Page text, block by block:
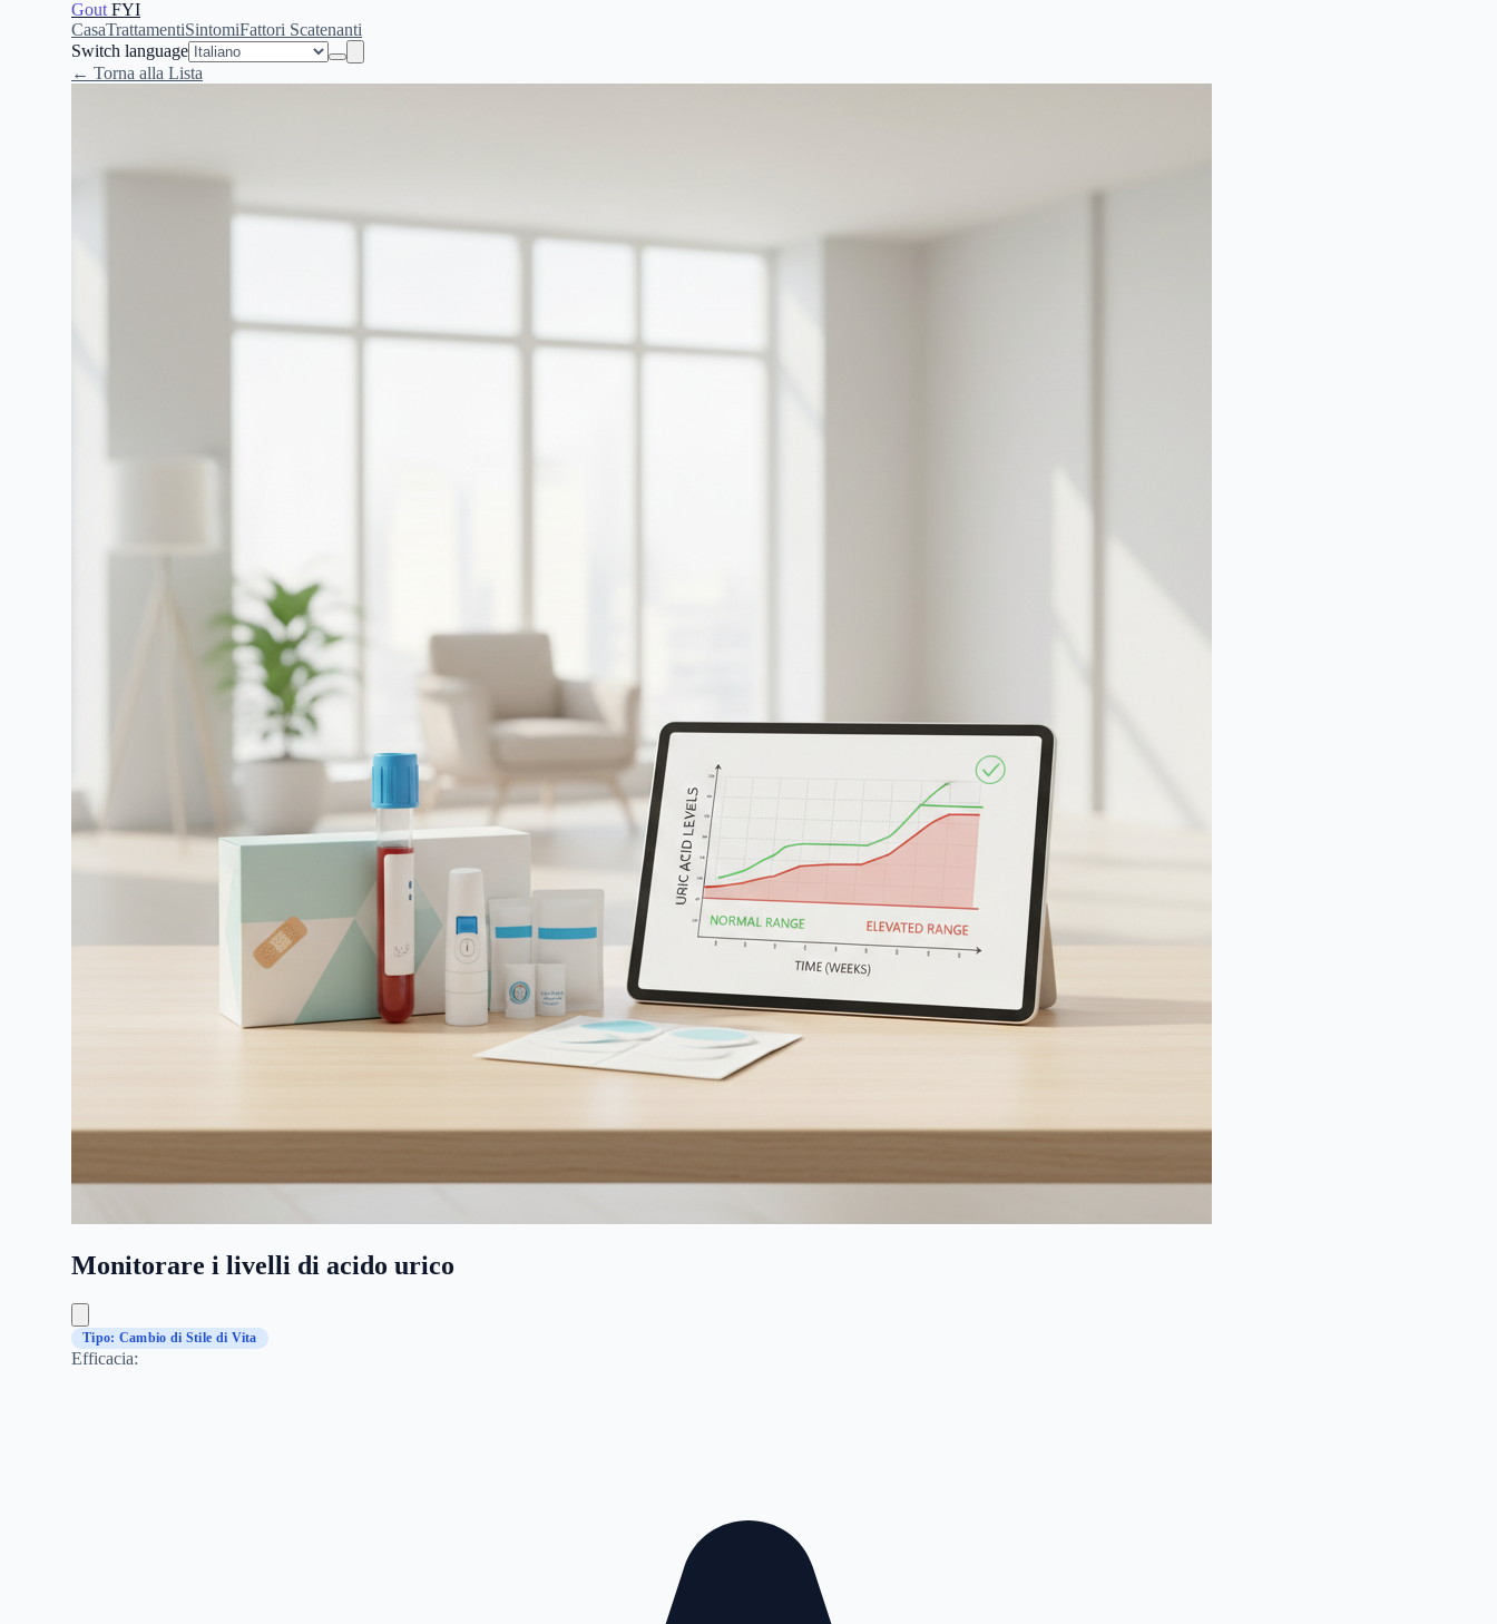
Gout FYI
CasaTrattamentiSintomiFattori Scatenanti
Switch language
← Torna alla Lista
Monitorare i livelli di acido urico
Tipo: Cambio di Stile di Vita
Efficacia: